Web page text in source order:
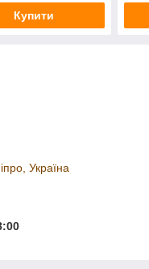
Купити
Україна